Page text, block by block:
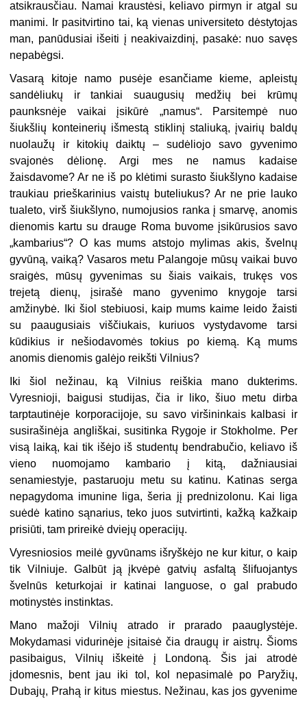
atsikrausčiau. Namai kraustėsi, keliavo pirmyn ir atgal su
manimi. Ir pasitvirtino tai, ką vienas universiteto dėstytojas
man, panūdusiai išeiti į neakivaizdinį, pasakė: nuo savęs
nepabėgsi.
Vasarą kitoje namo pusėje esančiame kieme, apleistų
sandėliukų ir tankiai suaugusių medžių bei krūmų
paunksnėje vaikai įsikūrė „namus“. Parsitempė nuo
šiukšlių konteinerių išmestą stiklinį staliuką, įvairių baldų
nuolaužų ir kitokių daiktų – sudėliojo savo gyvenimo
svajonės dėlionę. Argi mes ne namus kadaise
žaisdavome? Ar ne iš po klėtimi surasto šiukšlyno kadaise
traukiau prieškarinius vaistų buteliukus? Ar ne prie lauko
tualeto, virš šiukšlyno, numojusios ranka į smarvę, anomis
dienomis kartu su drauge Roma buvome įsikūrusios savo
„kambarius“? O kas mums atstojo mylimas akis, švelnų
gyvūną, vaiką? Vasaros metu Palangoje mūsų vaikai buvo
sraigės, mūsų gyvenimas su šiais vaikais, trukęs vos
trejetą dienų, įsirašė mano gyvenimo knygoje tarsi
amžinybė. Iki šiol stebiuosi, kaip mums kaime leido žaisti
su paaugusiais viščiukais, kuriuos vystydavome tarsi
kūdikius ir nešiodavomės tokius po kiemą. Ką mums
anomis dienomis galėjo reikšti Vilnius?
Iki šiol nežinau, ką Vilnius reiškia mano dukterims.
Vyresnioji, baigusi studijas, čia ir liko, šiuo metu dirba
tarptautinėje korporacijoje, su savo viršininkais kalbasi ir
susirašinėja angliškai, susitinka Rygoje ir Stokholme. Per
visą laiką, kai tik išėjo iš studentų bendrabučio, keliavo iš
vieno nuomojamo kambario į kitą, dažniausiai
senamiestyje, pastaruoju metu su katinu. Katinas serga
nepagydoma imunine liga, šeria jį prednizolonu. Kai liga
suėdė katino sąnarius, teko juos sutvirtinti, kažką kažkaip
prisiūti, tam prireikė dviejų operacijų.
Vyresniosios meilė gyvūnams išryškėjo ne kur kitur, o kaip
tik Vilniuje. Galbūt ją įkvėpė gatvių asfaltą šlifuojantys
švelnūs keturkojai ir katinai languose, o gal prabudo
motinystės instinktas.
Mano mažoji Vilnių atrado ir prarado paauglystėje.
Mokydamasi vidurinėje įsitaisė čia draugų ir aistrų. Šioms
pasibaigus, Vilnių iškeitė į Londoną. Šis jai atrodė
įdomesnis, bent jau iki tol, kol nepasimalė po Paryžių,
Dubajų, Prahą ir kitus miestus. Nežinau, kas jos gyvenime